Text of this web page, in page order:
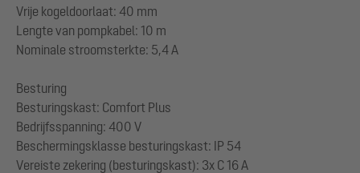
Vrije kogeldoorlaat: 40 mm
Lengte van pompkabel: 10 m
Nominale stroomsterkte: 5,4 A
Besturing
Besturingskast: Comfort Plus
Bedrijfsspanning: 400 V
Beschermingsklasse besturingskast: IP 54
Vereiste zekering (besturingskast): 3x C 16 A